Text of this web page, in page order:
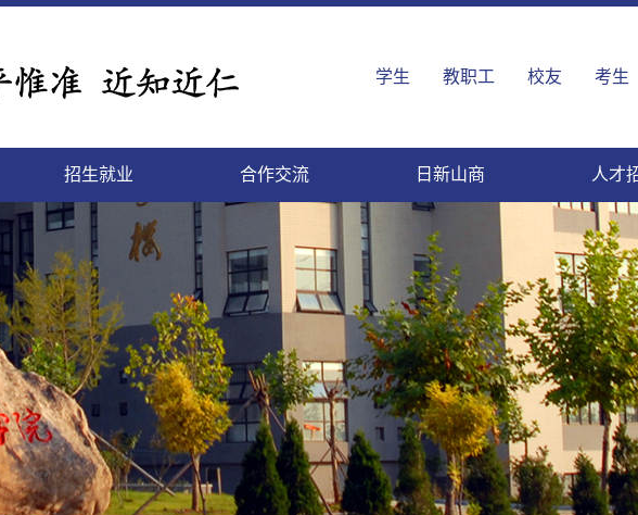
考生
校友
教职工
学生
| 现任领导 历任领导 历史沿革 组织机构 | 山商章程 |
| 研究生教育 继续教育 留学生教育
| 学术期刊 学科建设 协同创新中心
招生就业
| 研究生招生 继续教育招生 留学生招生 就业服务平台
合作交流
| 教育发展基金
会
国际合作 国际商学院
日新山商
| 学工在线 韶华网 山商图库 山商视频
人才
| 招聘系统
| 网络服务 高等院校 校历与作息